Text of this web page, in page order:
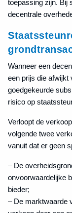
toepassing zijn. Bij
decentrale
Wanneer een
een prijs die afwijkt
goedgekeurde
risico op
Verloopt de
volgende twee
vanuit dat er geen
– De
onvoorwaardelijke
bieder;
– De marktwaarde